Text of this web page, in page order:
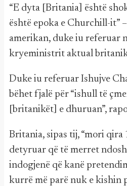
“E dyta [Britania] është
është epoka e Churchill-it”
amerikan, duke iu referuar
kryeministrit aktual
Duke iu referuar Ishujve
bëhet fjalë për “ishull të
[britanikët] e dhuruan”,
Britania, sipas tij, “mori qira
detyruar që të merret
indogjenë që kanë
kurrë më parë nuk e kishin